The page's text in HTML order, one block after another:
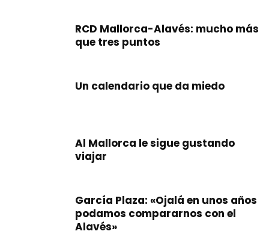
RCD Mallorca-Alavés: mucho más
que tres puntos
Un calendario que da miedo
Al Mallorca le sigue gustando
viajar
García Plaza: «Ojalá en unos años
podamos compararnos con el
Alavés»